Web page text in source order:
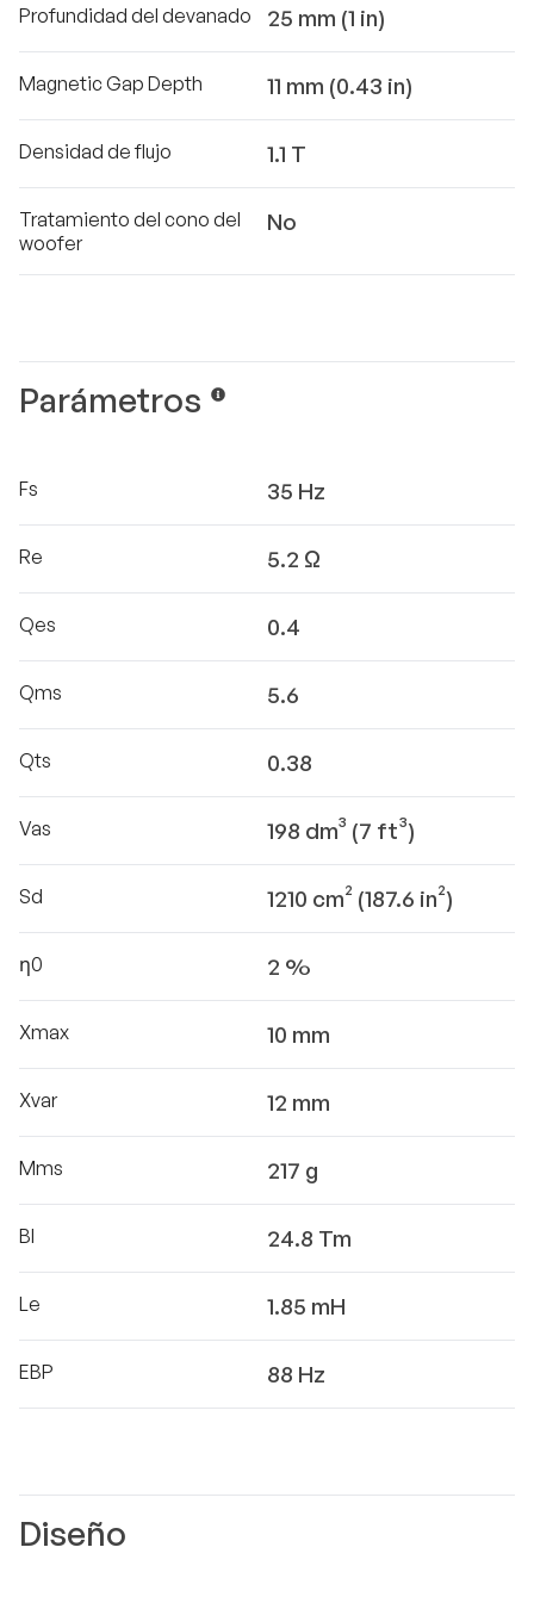
Profundidad del devanado 25 mm (1 in)
Magnetic Gap Depth 11 mm (0.43 in)
Densidad de flujo 1.1 T
Tratamiento del cono del
woofer
No
Parámetros
Fs 35 Hz
Re 5.2 Ω
Qes 0.4
Qms 5.6
Qts 0.38
Vas 198 dm³ (7 ft³)
Sd 1210 cm² (187.6 in²)
η0 2 %
Xmax 10 mm
Xvar 12 mm
Mms 217 g
Bl 24.8 Tm
Le 1.85 mH
EBP 88 Hz
Diseño